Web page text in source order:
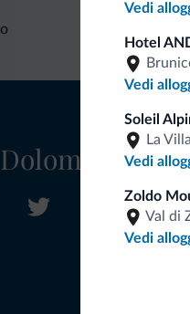
Vedi
Hotel
Vedi
Soleil
La Villa
Vedi
Zoldo
Val di
Vedi
Dolomiti.it